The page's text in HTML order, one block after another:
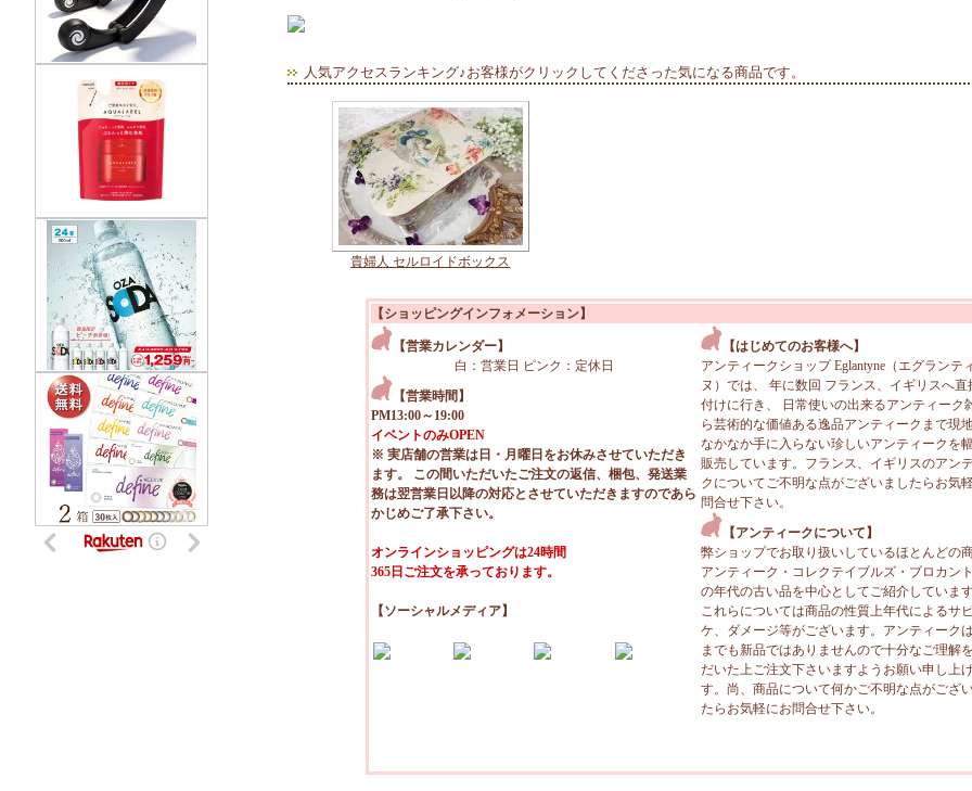
人気アクセスランキング♪お客様がクリックしてくださった気になる商品です。
貴婦人 セルロイドボックス
【ショッピングインフォメーション】
【営業カレンダー】
白：営業日 ピンク：定休日
【営業時間】
PM13:00～19:00
イベントのみOPEN
※ 実店舗の営業は日・月曜日をお休みさせていただき
ます。 この間いただいたご注文の返信、梱包、発送業
務は翌営業日以降の対応とさせていただきますのであら
かじめご了承下さい。
オンラインショッピングは24時間
365日ご注文を承っております。
【ソーシャルメディア】
【はじめてのお客様へ】
アンティークショップ Eglantyne（エグランテ
ヌ）では、 年に数回 フランス、イギリスへ直
付けに行き、 日常使いの出来るアンティーク
ら芸術的な価値ある逸品アンティークまで現
なかなか手に入らない珍しいアンティークを
販売しています。フランス、イギリスのアン
クについてご不明な点がございましたらお気
問合せ下さい。
【アンティークについて】
弊ショップでお取り扱いしているほとんどの
アンティーク・コレクテイブルズ・ブロカン
の年代の古い品を中心としてご紹介しています
これらについては商品の性質上年代によるサ
ケ、ダメージ等がございます。アンティーク
までも新品ではありませんので十分なご理解
だいた上ご注文下さいますようお願い申し上
す。尚、商品について何かご不明な点がござ
たらお気軽にお問合せ下さい。